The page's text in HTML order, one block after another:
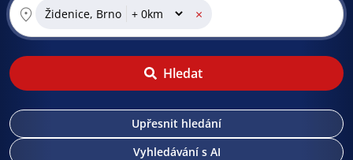
Židenice, Brno ×
Hledat
Upřesnit hledání
Vyhledávání s AI